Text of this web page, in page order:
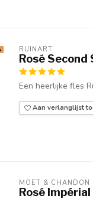
RUINART
Rosé Second
Een heerlijke fles
Aan verlanglijst
MOËT & CHANDON
Rosé